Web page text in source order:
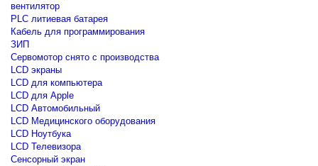
вентилятор
PLC литиевая батарея
Кабель для программирования
ЗИП
Сервомотор снято с производства
LCD экраны
LCD для компьютера
LCD для Apple
LCD Автомобильный
LCD Медицинского оборудования
LCD Ноутбука
LCD Телевизора
Сенсорный экран